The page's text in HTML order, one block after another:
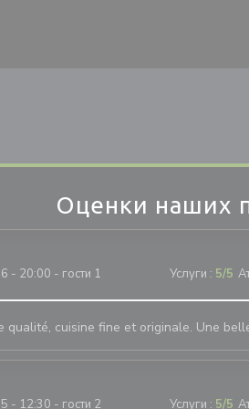
Оценки наших
- 20:00 - гости 1 Услуги : 5/5
qualité, cuisine fine et originale. Une
- 12:30 - гости 2 Услуги : 5/5